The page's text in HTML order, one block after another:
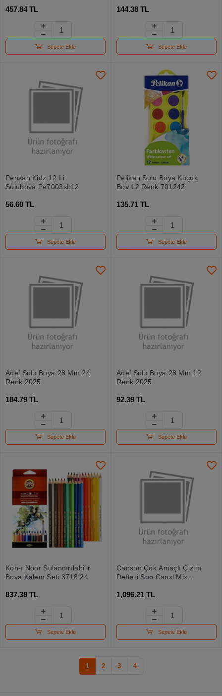
457.84 TL
Sepete Ekle
40422
144.38 TL
Sepete Ekle
Pensan Kidz 12 Li
Suluboya Pe7003sb12
56.60 TL
Sepete Ekle
Pelikan Sulu Boya Küçük
Boy 12 Renk 701242
135.71 TL
Sepete Ekle
Adel Sulu Boya 28 Mm 24
Renk 2025
184.79 TL
Sepete Ekle
Adel Sulu Boya 28 Mm 12
Renk 2025
92.39 TL
Sepete Ekle
Koh-ı Noor Sulandırılabilir
Boya Kalem Seti 3718 24
837.38 TL
Sepete Ekle
Canson Çok Amaçlı Çizim
Defteri Spp Canxl Mix
1,096.21 TL
Sepete Ekle
1 2 3 4